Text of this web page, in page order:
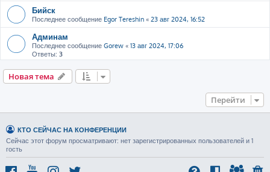
Бийск
Последнее сообщение Egor Tereshin « 23 авг 2024, 16:52
Админам
Последнее сообщение Gorew « 13 авг 2024, 17:06
Ответы: 3
Новая тема
Перейти
КТО СЕЙЧАС НА КОНФЕРЕНЦИИ
Сейчас этот форум просматривают: нет зарегистрированных пользователей и 1
гость